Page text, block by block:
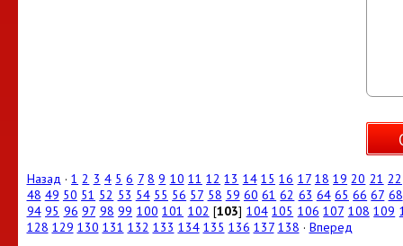
Назад ·1 2 3 4 5 6 7 8 9 10 11 12 13 14 15 16 17 18 19 20 21 22
48 49 50 51 52 53 54 55 56 57 58 59 60 61 62 63 64 65 66 67 68
94 95 96 97 98 99 100 101 102 [103] 104 105 106 107 108 109
128 129 130 131 132 133 134 135 136 137 138 · Вперед